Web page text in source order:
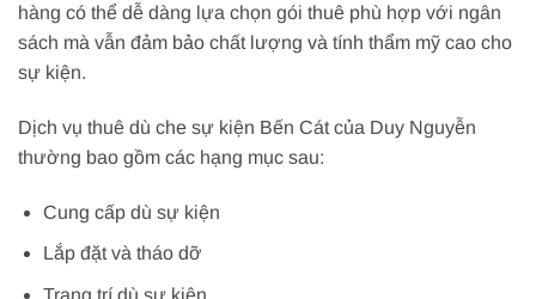
hàng có thể dễ dàng lựa chọn gói thuê phù hợp với ngân
sách mà vẫn đảm bảo chất lượng và tính thẩm mỹ cao cho
sự kiện.
Dịch vụ thuê dù che sự kiện Bến Cát của Duy Nguyễn
thường bao gồm các hạng mục sau:
Cung cấp dù sự kiện
Lắp đặt và tháo dỡ
Trang trí dù sự kiện